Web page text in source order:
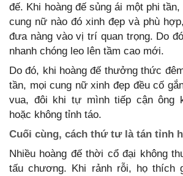
đế. Khi hoàng đế sủng ái một phi
cung nữ nào đó xinh đẹp và phù
đưa nàng vào vị trí quan trọng. Do
nhanh chóng leo lên tầm cao mới.
Do đó, khi hoàng đế thưởng thức
tần, mọi cung nữ xinh đẹp đều cố
vua, đôi khi tự mình tiếp cận ông
hoặc không tỉnh táo.
Cuối cùng, cách thứ tư là tán tỉnh
Nhiều hoàng đế thời cổ đại không
tấu chương. Khi rảnh rỗi, họ thích